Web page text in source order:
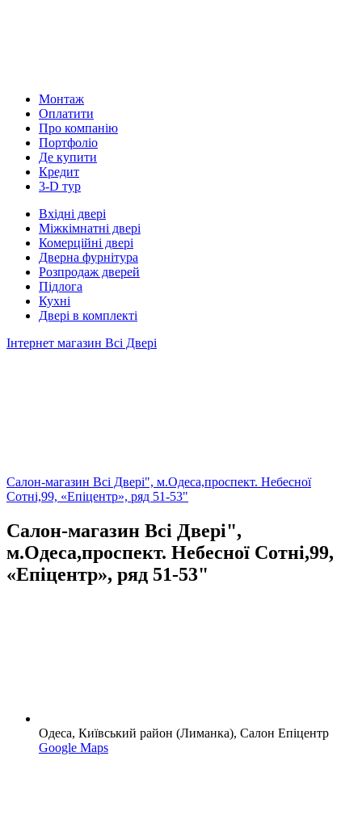
Монтаж
Оплатити
Про компанію
Портфоліо
Де купити
Кредит
3-D тур
Вхідні двері
Міжкімнатні двері
Комерційні двері
Дверна фурнітура
Розпродаж дверей
Підлога
Кухні
Двері в комплекті
Інтернет магазин Всі Двері
Салон-магазин Всі Двері", м.Одеса,проспект. Небесної
Сотні,99, «Епіцентр», ряд 51-53"
Салон-магазин Всі Двері",
м.Одеса,проспект. Небесної Сотні,99,
«Епіцентр», ряд 51-53"
Одеса, Київський район (Лиманка), Салон Епіцентр
Google Maps